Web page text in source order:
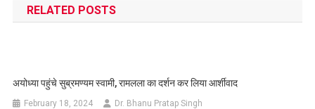
RELATED POSTS
अयोध्या पहुंचे सुब्रमण्यम स्वामी, रामलला का दर्शन कर लिया आर्शीवाद
February 18, 2024 Dr. Bhanu Pratap Singh